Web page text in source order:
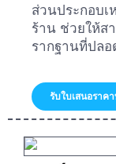
ส่วนประกอบ
ร้าน ช่วยให้ส
รากฐานที่ปล
รับใบเสนอราค